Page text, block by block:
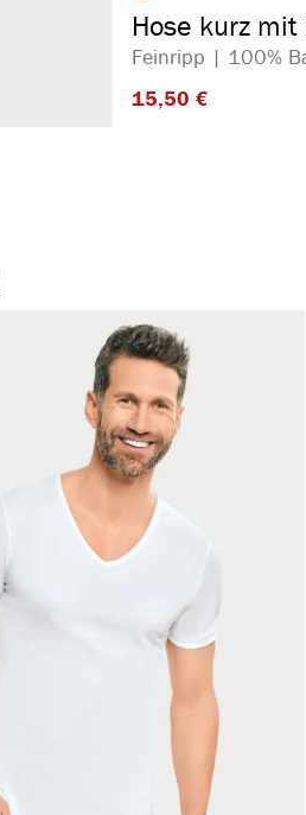
Hose kurz mit
Feinripp | 100%
15,50 €​